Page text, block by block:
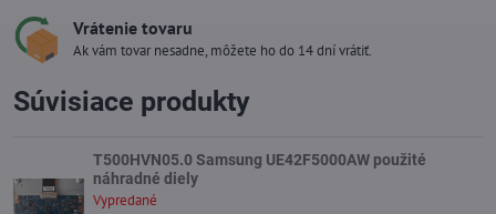
Vrátenie tovaru
Ak vám tovar nesadne, môžete ho do 14 dní vrátiť.
Súvisiace produkty
T500HVN05.0 Samsung UE42F5000AW použité
náhradné diely
Vypredané